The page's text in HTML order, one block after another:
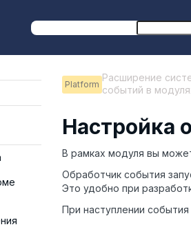
Platform
Расширение
событий в
Настройка
В рамках модуля вы
Обработчик события
Это удобно при
При наступлении